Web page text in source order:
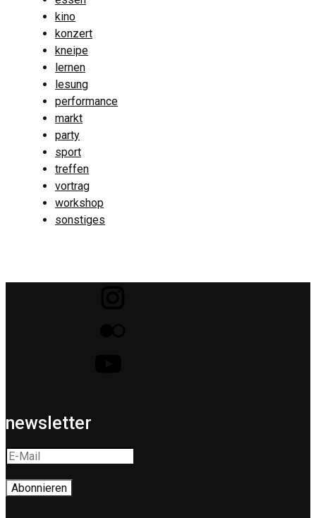
kino
konzert
kneipe
lernen
lesung
performance
markt
party
sport
treffen
vortrag
workshop
sonstiges
newsletter